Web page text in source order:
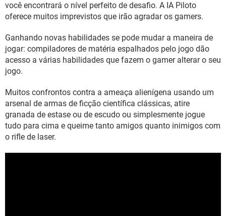
você encontrará o nível perfeito de desafio. A IA Piloto
oferece muitos imprevistos que irão agradar os gamers.
Ganhando novas habilidades se pode mudar a maneira de
jogar: compiladores de matéria espalhados pelo jogo dão
acesso a várias habilidades que fazem o gamer alterar o seu
jogo.
Muitos confrontos contra a ameaça alienígena usando um
arsenal de armas de ficção científica clássicas, atire
granada de estase ou de escudo ou simplesmente jogue
tudo para cima e queime tanto amigos quanto inimigos com
o rifle de laser.